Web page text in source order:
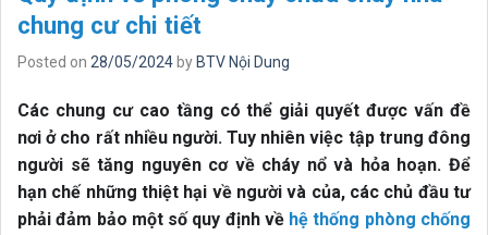
chung cư chi tiết
Posted on 28/05/2024 by BTV Nội Dung
Các chung cư cao tầng có thể giải quyết được vấn đề
nơi ở cho rất nhiều người. Tuy nhiên việc tập trung đông
người sẽ tăng nguyên cơ về cháy nổ và hỏa hoạn. Để
hạn chế những thiệt hại về người và của, các chủ đầu tư
phải đảm bảo một số quy định về hệ thống phòng chống